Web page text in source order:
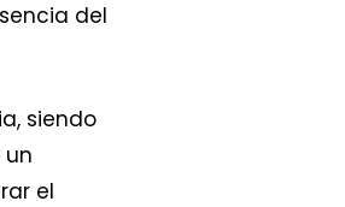
del
siendo
el